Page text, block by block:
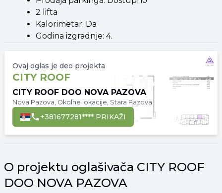
2 lifta
Kalorimetar: Da
Godina izgradnje: 4.
Ovaj oglas je deo projekta
CITY ROOF
CITY ROOF DOO NOVA PAZOVA
Nova Pazova, Okolne lokacije, Stara Pazova
+381677281**** PRIKAŽI
O projektu oglašivača CITY ROOF
DOO NOVA PAZOVA